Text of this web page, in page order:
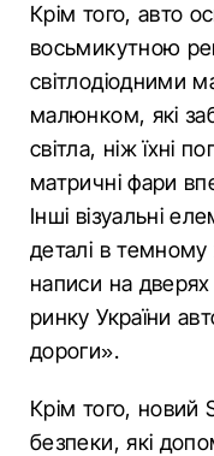
Крім того, авто
восьмикутною
світлодіодними
малюнком, які
світла, ніж їхні
матричні фари
Інші візуальні
деталі в темному
написи на
ринку України
дороги».
Крім того, новий
безпеки, які